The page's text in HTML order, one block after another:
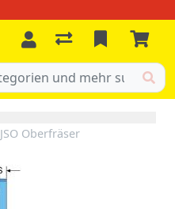
JSO Oberfräser